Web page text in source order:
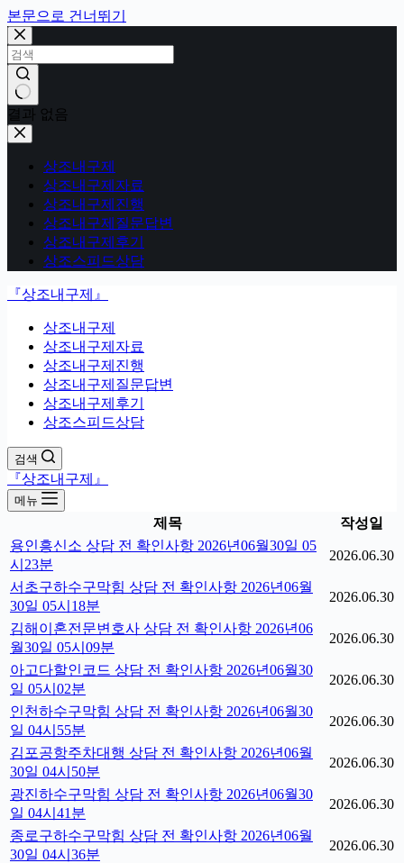
본문으로 건너뛰기
결과 없음
상조내구제
상조내구제자료
상조내구제진행
상조내구제질문답변
상조내구제후기
상조스피드상담
『상조내구제』
상조내구제
상조내구제자료
상조내구제진행
상조내구제질문답변
상조내구제후기
상조스피드상담
검색
『상조내구제』
메뉴
제목
작성일
용인흥신소 상담 전 확인사항 2026년06월30일 05
시23분
2026.06.30
서초구하수구막힘 상담 전 확인사항 2026년06월
30일 05시18분
2026.06.30
김해이혼전문변호사 상담 전 확인사항 2026년06
월30일 05시09분
2026.06.30
아고다할인코드 상담 전 확인사항 2026년06월30
일 05시02분
2026.06.30
인천하수구막힘 상담 전 확인사항 2026년06월30
일 04시55분
2026.06.30
김포공항주차대행 상담 전 확인사항 2026년06월
30일 04시50분
2026.06.30
광진하수구막힘 상담 전 확인사항 2026년06월30
일 04시41분
2026.06.30
종로구하수구막힘 상담 전 확인사항 2026년06월
30일 04시36분
2026.06.30